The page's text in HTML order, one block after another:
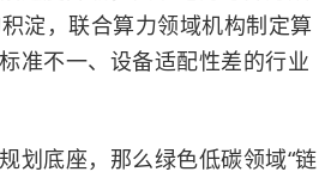
淀，联合算力领域机构制定算
准不一、设备适配性差的行业
划底座，那么绿色低碳领域“链